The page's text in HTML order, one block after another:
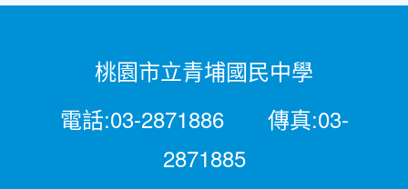
桃園市立青埔國民中學
電話:03-2871886 傳真:03-
2871885